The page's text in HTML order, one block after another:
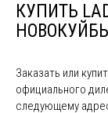
КУПИТЬ
Заказать или
официального
следующему